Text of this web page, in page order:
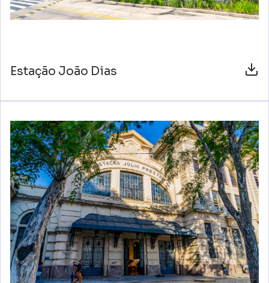
Estação João Dias